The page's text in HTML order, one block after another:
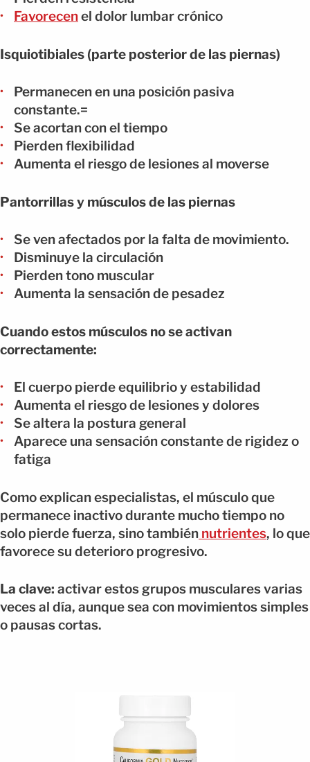
Favorecenel dolor lumbar crónico
Isquiotibiales (parte posterior de las piernas)
Permanecen en una posición pasiva
constante.=
Se acortan con el tiempo
Pierden flexibilidad
Aumenta el riesgo de lesiones al moverse
Pantorrillas y músculos de las piernas
Se ven afectados por la falta de movimiento.
Disminuye la circulación
Pierden tono muscular
Aumenta la sensación de pesadez
Cuando estos músculos no se activan
correctamente:
El cuerpo pierde equilibrio y estabilidad
Aumenta el riesgo de lesiones y dolores
Se altera la postura general
Aparece una sensación constante de rigidez o
fatiga
Como explican especialistas, el músculo que
permanece inactivo durante mucho tiempo no
solo pierde fuerza, sino también nutrientes, lo que
favorece su deterioro progresivo.
La clave: activar estos grupos musculares varias
veces al día, aunque sea con movimientos simples
o pausas cortas.